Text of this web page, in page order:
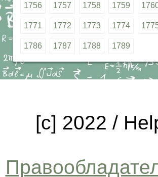
1756 1757 1758 1759
1771 1772 1773 1774
1786 1787 1788 1789
[c] 2022 /